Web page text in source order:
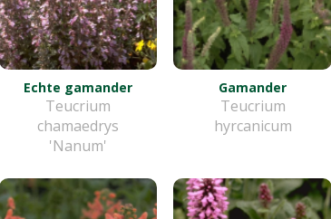
Echte gamander
Teucrium
chamaedrys
'Nanum'
Gamander
Teucrium
hyrcanicum